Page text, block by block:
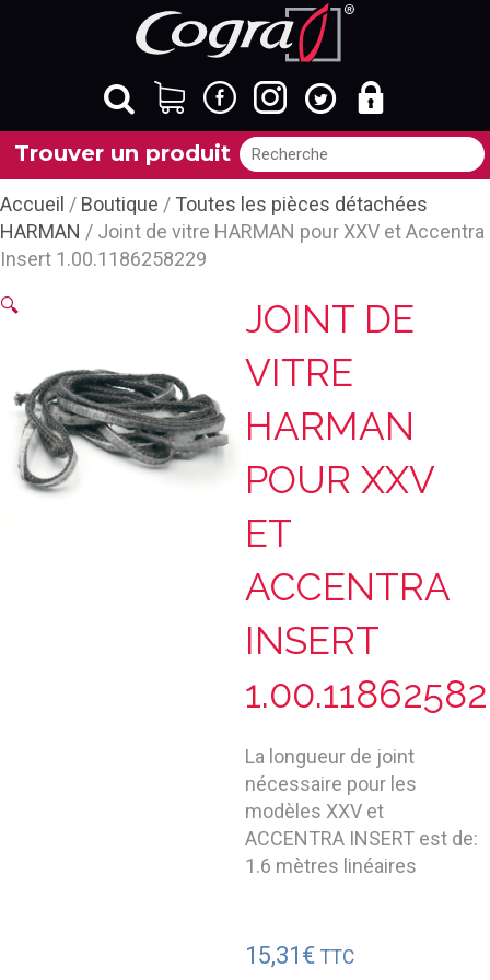
Trouver un produit
Accueil / Boutique / Toutes les pièces détachées
HARMAN / Joint de vitre HARMAN pour XXV et Accentra
Insert 1.00.1186258229
🔍
JOINT DE
VITRE
HARMAN
POUR XXV
ET
ACCENTRA
INSERT
La longueur de joint
nécessaire pour les
modèles XXV et
ACCENTRA INSERT est de:
1.6 mètres linéaires
15,31 € TTC